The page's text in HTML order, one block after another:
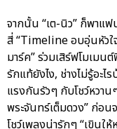
จากนั้น “เต-นิว” ก็พาแ
สี่ “Timeline อบอุ่นหัว
มาร์ค” ร่วมเสิร์ฟโมเม
รักแท้ยังไง, ช่างไม่รู้อะไร
แรงกันรัวๆ กับโชว์หวาน
พระจันทร์เต็มดวง” ก่อน
โชว์เพลงน่ารักๆ “เขินใ